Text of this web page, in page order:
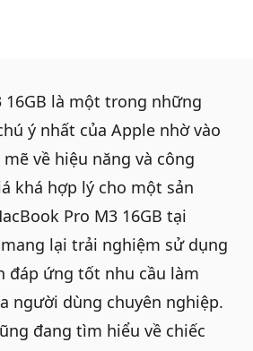
16GB là một trong những
ý nhất của Apple nhờ vào
về hiệu năng và công
khá hợp lý cho một sản
Pro M3 16GB tại
lại trải nghiệm sử dụng
đáp ứng tốt nhu cầu làm
người dùng chuyên nghiệp.
đang tìm hiểu về chiếc